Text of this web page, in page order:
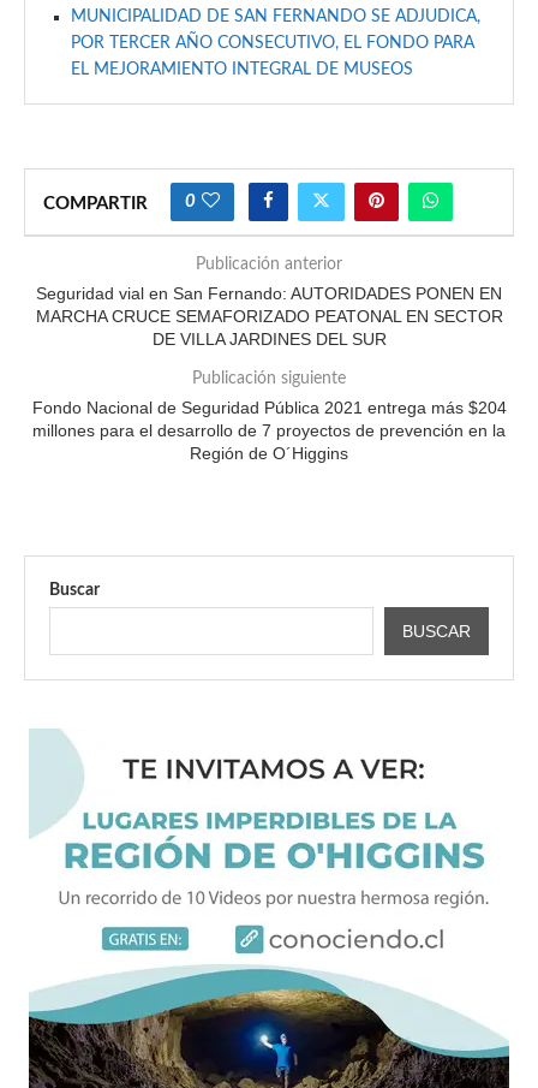
MUNICIPALIDAD DE SAN FERNANDO SE ADJUDICA,
POR TERCER AÑO CONSECUTIVO, EL FONDO PARA
EL MEJORAMIENTO INTEGRAL DE MUSEOS
COMPARTIR 0
Publicación anterior
Seguridad vial en San Fernando: AUTORIDADES PONEN EN
MARCHA CRUCE SEMAFORIZADO PEATONAL EN SECTOR
DE VILLA JARDINES DEL SUR
Publicación siguiente
Fondo Nacional de Seguridad Pública 2021 entrega más $204
millones para el desarrollo de 7 proyectos de prevención en la
Región de O´Higgins
Buscar
BUSCAR